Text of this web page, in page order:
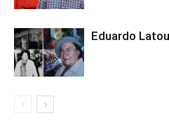
Eduardo